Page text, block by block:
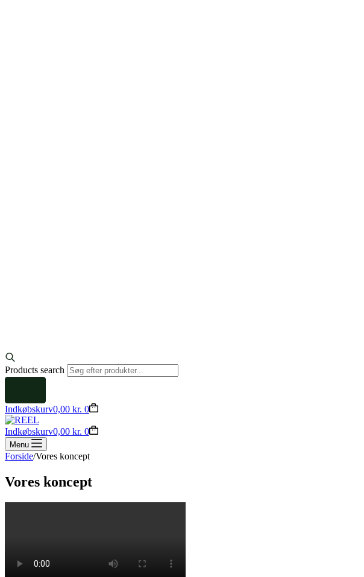
Products search
Indkøbskurv0,00 kr. 0
Indkøbskurv0,00 kr. 0
Menu
Forside/Vores koncept
Vores koncept